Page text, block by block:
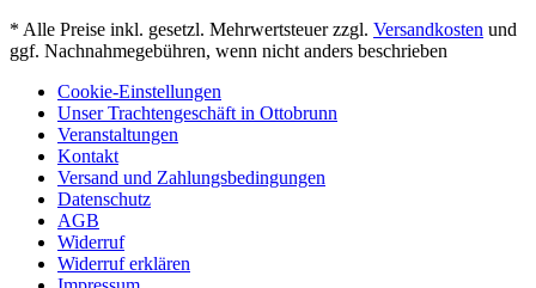
* Alle Preise inkl. gesetzl. Mehrwertsteuer zzgl. Versandkosten und
ggf. Nachnahmegebühren, wenn nicht anders beschrieben
Cookie-Einstellungen
Unser Trachtengeschäft in Ottobrunn
Veranstaltungen
Kontakt
Versand und Zahlungsbedingungen
Datenschutz
AGB
Widerruf
Widerruf erklären